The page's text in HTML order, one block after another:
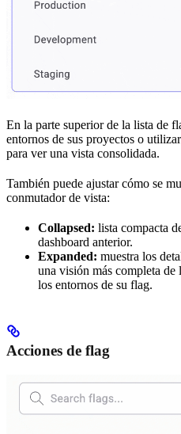
En la parte superior de la lista de
entornos de sus proyectos o
para ver una vista consolidada.
También puede ajustar cómo se
conmutador de vista:
Collapsed: lista compacta
dashboard anterior.
Expanded: muestra los
una visión más completa de
los entornos de su flag.
Acciones de flag